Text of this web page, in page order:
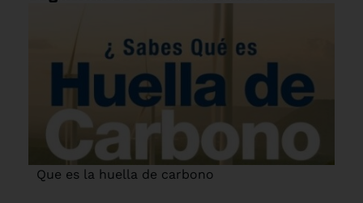
Que es la huella de carbono